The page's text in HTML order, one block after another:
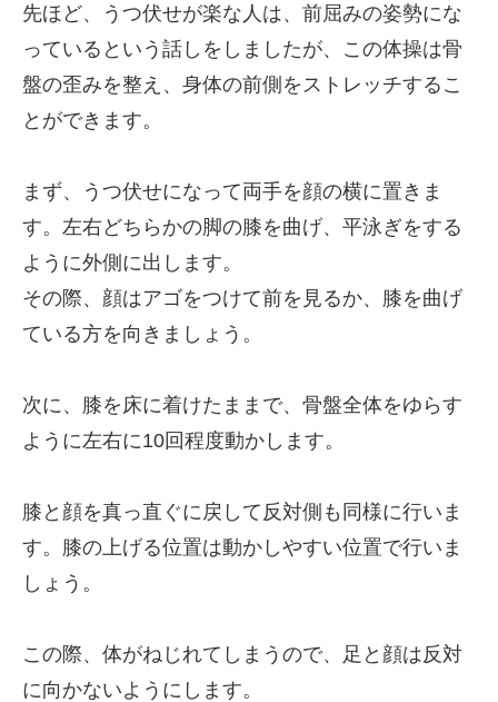
先ほど、うつ伏せが楽な人は、前屈みの姿勢にな
っているという話しをしましたが、この体操は骨
盤の歪みを整え、身体の前側をストレッチするこ
とができます。
まず、うつ伏せになって両手を顔の横に置きま
す。左右どちらかの脚の膝を曲げ、平泳ぎをする
ように外側に出します。
その際、顔はアゴをつけて前を見るか、膝を曲げ
ている方を向きましょう。
次に、膝を床に着けたままで、骨盤全体をゆらす
ように左右に10回程度動かします。
膝と顔を真っ直ぐに戻して反対側も同様に行いま
す。膝の上げる位置は動かしやすい位置で行いま
しょう。
この際、体がねじれてしまうので、足と顔は反対
に向かないようにします。